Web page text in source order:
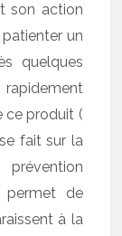
son action
patienter un
quelques
ce produit (
fait sur la
permet de
à la